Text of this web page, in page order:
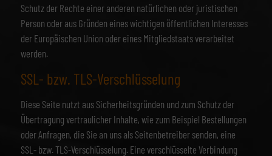
Schutz der Rechte einer anderen natürlichen oder juristischen
Person oder aus Gründen eines wichtigen öffentlichen Interesses
der Europäischen Union oder eines Mitgliedstaats verarbeitet
werden.
SSL- bzw. TLS-Verschlüsselung
Diese Seite nutzt aus Sicherheitsgründen und zum Schutz der
Übertragung vertraulicher Inhalte, wie zum Beispiel Bestellungen
oder Anfragen, die Sie an uns als Seitenbetreiber senden, eine
SSL- bzw. TLS-Verschlüsselung. Eine verschlüsselte Verbindung